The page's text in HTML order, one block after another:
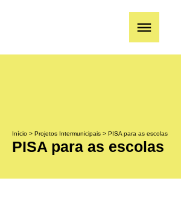
Início > Projetos Intermunicipais > PISA para as escolas
PISA para as escolas